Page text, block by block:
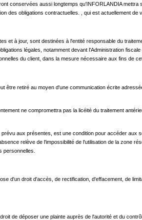
conservées aussi longtemps qu'INFORLANDIA mettra
des obligations contractuelles. , qui est actuellement
et à jour, sont destinées à l'entité responsable du
légales, notamment devant l'Administration
du client, dans la mesure nécessaire aux fins de
être retiré au moyen d'une communication écrite
ne compromettra pas la licéité du traitement
aux présentes, est une condition pour accéder aux
relève de l'impossibilité de l'utilisation de la zone
personnelles.
d'un droit d'accès, de rectification, d'effacement, de
de déposer une plainte auprès de l'autorité et du